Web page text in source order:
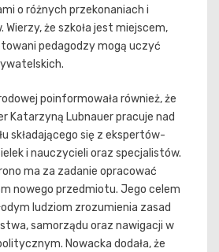
o różnych przekonaniach i
Wierzy, że szkoła jest miejscem,
pedagodzy mogą uczyć
poinformowała również, że
Katarzyną Lubnauer pracuje nad
składającego się z ekspertów-
i nauczycieli oraz specjalistów.
ma za zadanie opracować
nowego przedmiotu. Jego celem
ludziom zrozumienia zasad
samorządu oraz nawigacji w
Nowacka dodała, że